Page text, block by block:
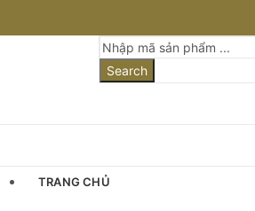
Search
TRANG CHỦ